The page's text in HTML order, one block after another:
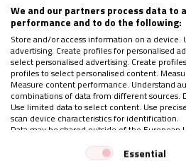
Ahora bien, el gran desarrollo
teniendo esta modernización
novedoso dentro de esta
posmodernidad, donde la
discernimiento a la luz de los
Doctrina Social de la Iglesia y
frente a esta innovación digital,
We and our partners process data to
performance and to do the following:
Store and/or access information on a device.
advertising. Create profiles for personalised
select personalised advertising. Create
profiles to select personalised content.
Measure content performance. Understand
combinations of data from different sources.
Use limited data to select content. Use
scan device characteristics for identification.
Data may be shared outside of the European
Your consent and the cookie policy applies
Essential